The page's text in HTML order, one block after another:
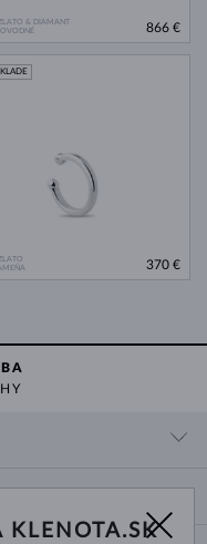
& DIAMANT
866 €
370 €
KLENOTA.SK